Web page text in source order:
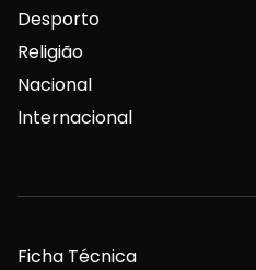
Desporto
Religião
Nacional
Internacional
Ficha Técnica